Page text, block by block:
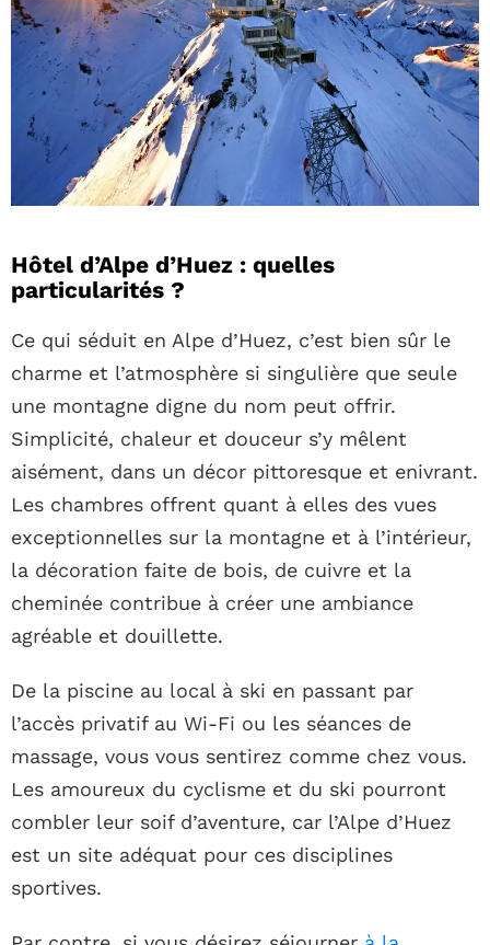
Hôtel d’Alpe d’Huez : quelles
particularités ?
Ce qui séduit en Alpe d’Huez, c’est bien sûr le
charme et l’atmosphère si singulière que seule
une montagne digne du nom peut offrir.
Simplicité, chaleur et douceur s’y mêlent
aisément, dans un décor pittoresque et enivrant.
Les chambres offrent quant à elles des vues
exceptionnelles sur la montagne et à l’intérieur,
la décoration faite de bois, de cuivre et la
cheminée contribue à créer une ambiance
agréable et douillette.
De la piscine au local à ski en passant par
l’accès privatif au Wi-Fi ou les séances de
massage, vous vous sentirez comme chez vous.
Les amoureux du cyclisme et du ski pourront
combler leur soif d’aventure, car l’Alpe d’Huez
est un site adéquat pour ces disciplines
sportives.